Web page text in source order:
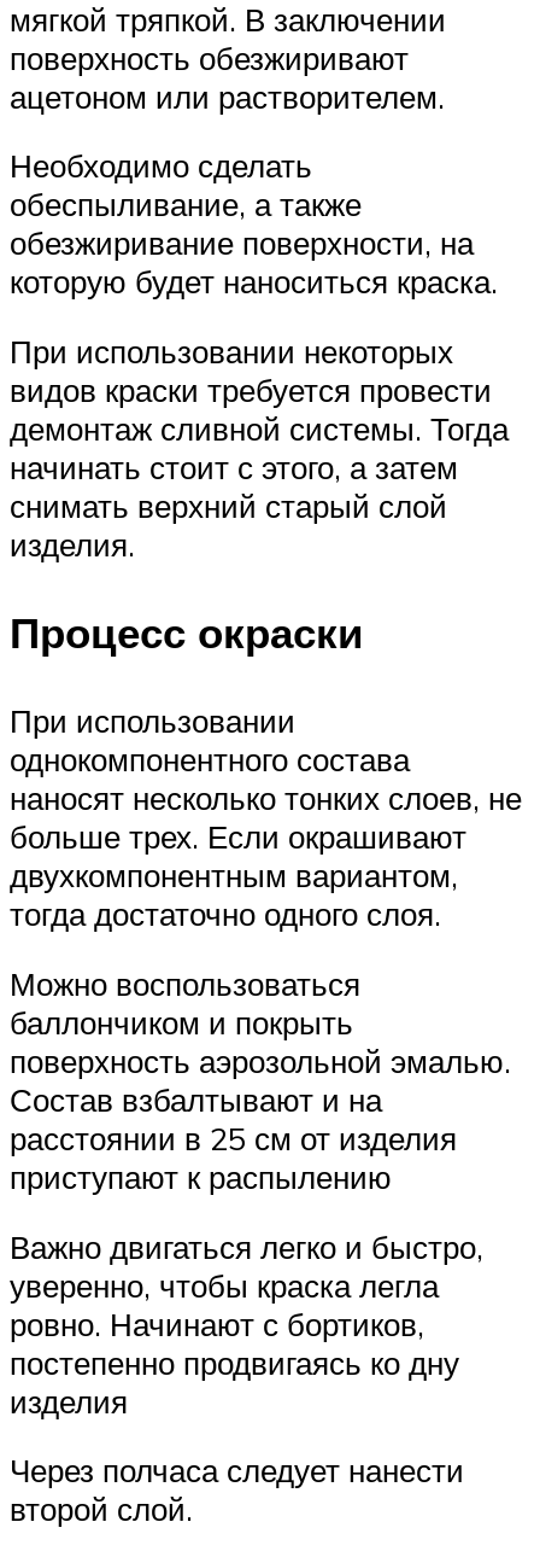
мягкой тряпкой. В заключении
поверхность обезжиривают
ацетоном или растворителем.
Необходимо сделать
обеспыливание, а также
обезжиривание поверхности, на
которую будет наноситься краска.
При использовании некоторых
видов краски требуется провести
демонтаж сливной системы. Тогда
начинать стоит с этого, а затем
снимать верхний старый слой
изделия.
Процесс окраски
При использовании
однокомпонентного состава
наносят несколько тонких слоев, не
больше трех. Если окрашивают
двухкомпонентным вариантом,
тогда достаточно одного слоя.
Можно воспользоваться
баллончиком и покрыть
поверхность аэрозольной эмалью.
Состав взбалтывают и на
расстоянии в 25 см от изделия
приступают к распылению
Важно двигаться легко и быстро,
уверенно, чтобы краска легла
ровно. Начинают с бортиков,
постепенно продвигаясь ко дну
изделия
Через полчаса следует нанести
второй слой.